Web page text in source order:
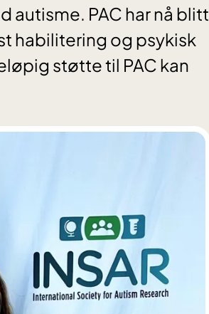
autisme. PAC har nå blitt
habilitering og psykisk
støtte til PAC kan